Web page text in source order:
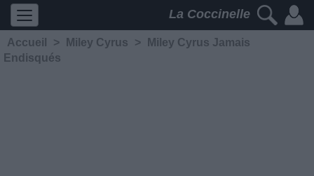
La Coccinelle
Accueil > Miley Cyrus >
Miley Cyrus Jamais
Endisqués